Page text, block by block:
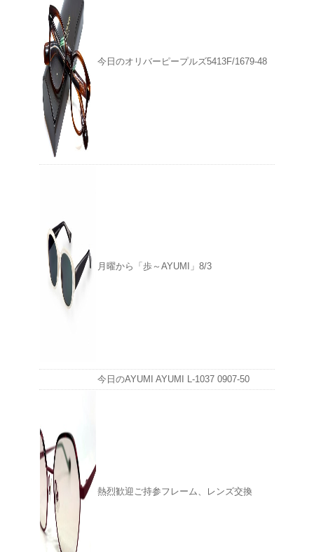
今日のオリバーピープルズ5413F/1679-48
月曜から「歩～AYUMI」8/3
今日のAYUMI AYUMI L-1037 0907-50
熱烈歓迎ご持参フレーム、レンズ交換